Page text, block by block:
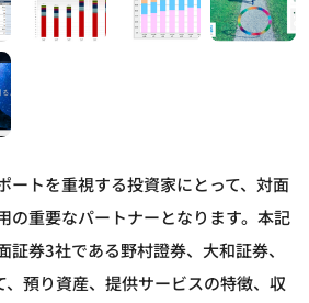
ートを重視する投資家にとって、対面
の重要なパートナーとなります。本記
証券3社である野村證券、大和証券、
、預り資産、提供サービスの特徴、収